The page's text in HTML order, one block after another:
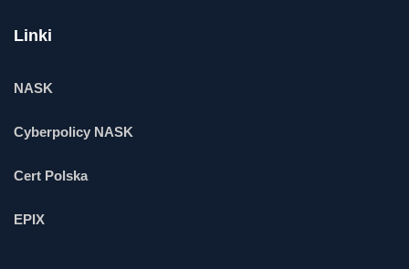
Linki
NASK
Cyberpolicy NASK
Cert Polska
EPIX